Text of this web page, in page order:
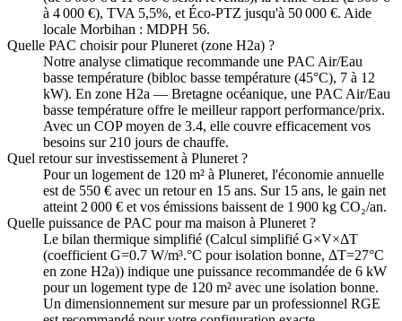
à 4 000 €), TVA 5,5%, et Éco-PTZ jusqu'à 50 000 €. Aide
locale Morbihan : MDPH 56.
Quelle PAC choisir pour Pluneret (zone H2a) ?
Notre analyse climatique recommande une PAC Air/Eau
basse température (bibloc basse température (45°C), 7 à 12
kW). En zone H2a — Bretagne océanique, une PAC Air/Eau
basse température offre le meilleur rapport performance/prix.
Avec un COP moyen de 3.4, elle couvre efficacement vos
besoins sur 210 jours de chauffe.
Quel retour sur investissement à Pluneret ?
Pour un logement de 120 m² à Pluneret, l'économie annuelle
est de 550 € avec un retour en 15 ans. Sur 15 ans, le gain net
atteint 2 000 € et vos émissions baissent de 1 900 kg CO₂/an.
Quelle puissance de PAC pour ma maison à Pluneret ?
Le bilan thermique simplifié (Calcul simplifié G×V×ΔT
(coefficient G=0.7 W/m³.°C pour isolation bonne, ΔT=27°C
en zone H2a)) indique une puissance recommandée de 6 kW
pour un logement type de 120 m² avec une isolation bonne.
Un dimensionnement sur mesure par un professionnel RGE